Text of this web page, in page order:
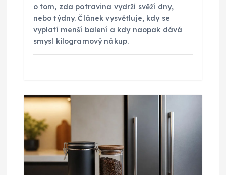
o tom, zda potravina vydrží svěží dny,
nebo týdny. Článek vysvětluje, kdy se
vyplatí menší balení a kdy naopak dává
smysl kilogramový nákup.